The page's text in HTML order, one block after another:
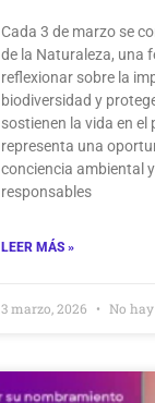
Cada 3 de marzo se
de la Naturaleza, una
reflexionar sobre la
biodiversidad y
sostienen la vida en
representa una
conciencia ambiental
responsables
LEER MÁS »
3 marzo, 2026 No